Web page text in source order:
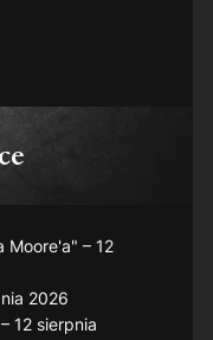
Moore'a" – 12
2026
12 sierpnia